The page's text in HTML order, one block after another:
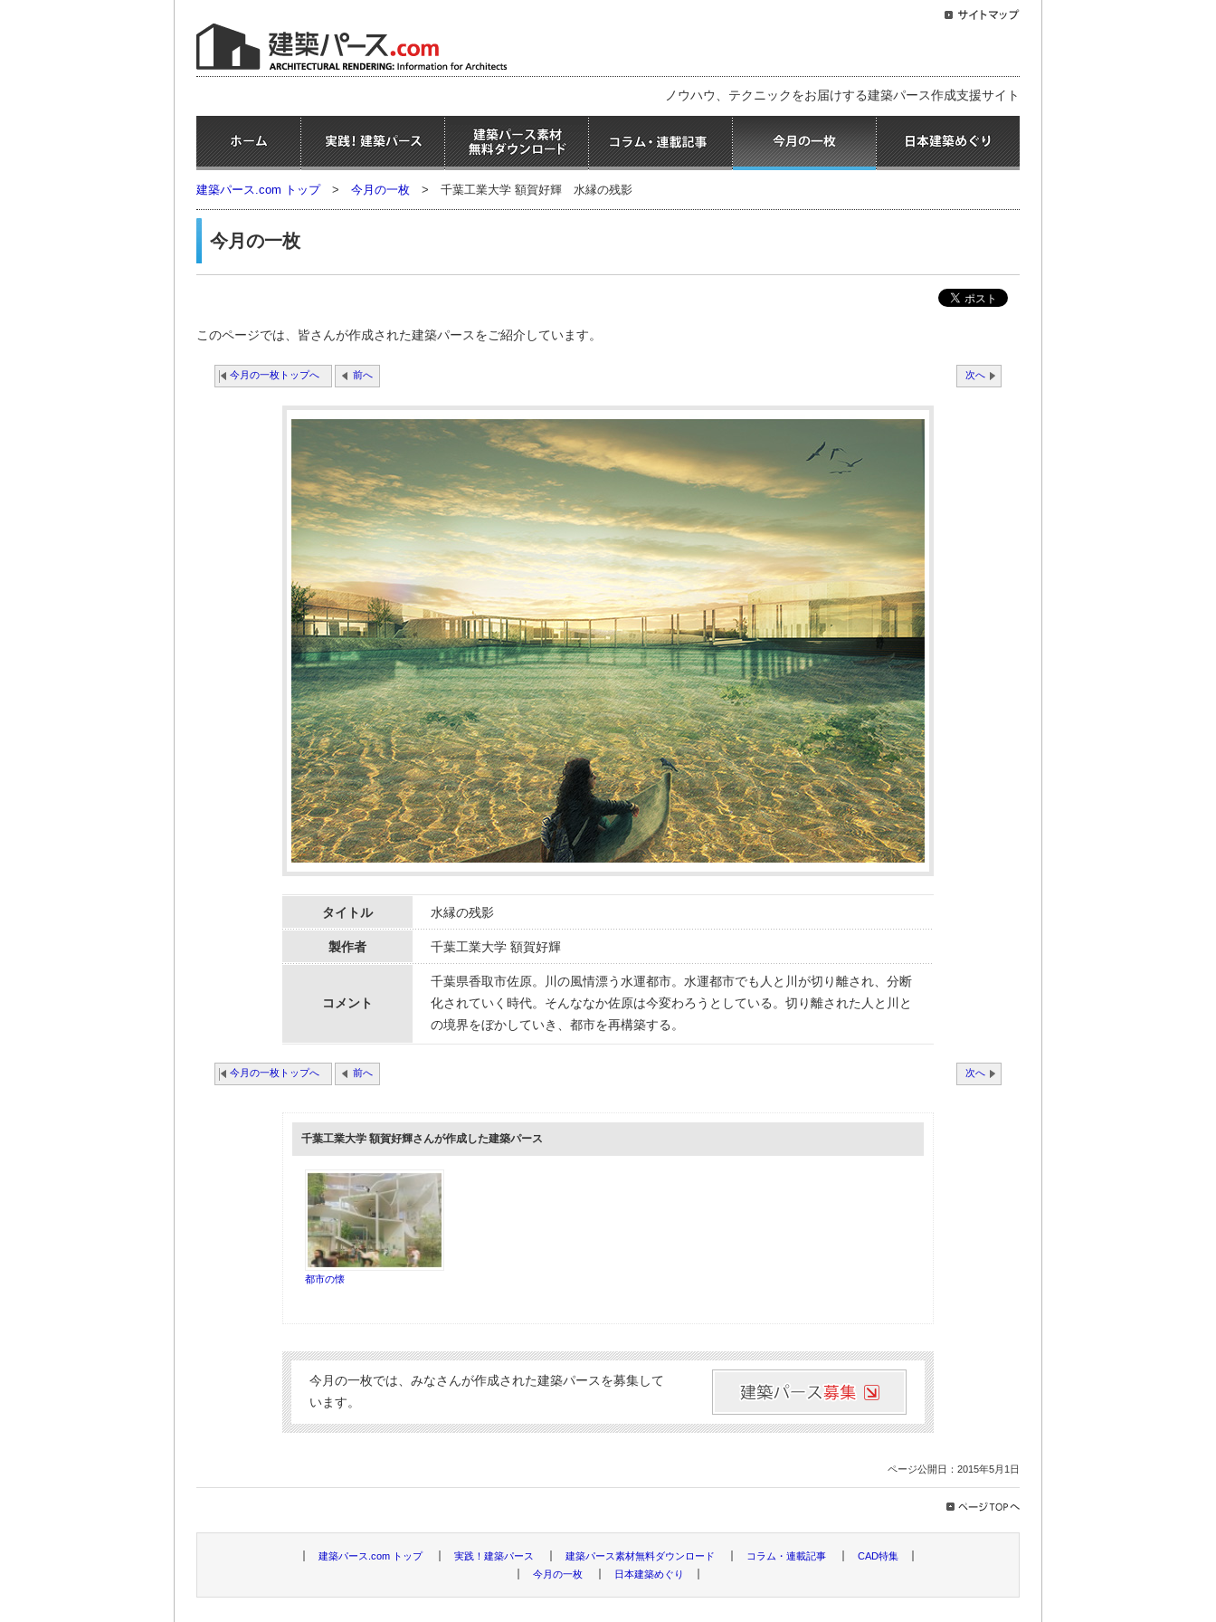
ノウハウ、テクニックをお届けする建築パース作成支援サイト
建築パース.com トップ > 今月の一枚 > 千葉工業大学 額賀好輝 水縁の残影
今月の一枚
このページでは、皆さんが作成された建築パースをご紹介しています。
今月の一枚トップへ 前へ 次へ
タイトル 水縁の残影
製作者 千葉工業大学 額賀好輝
コメント
千葉県香取市佐原。川の風情漂う水運都市。水運都市でも人と川が切り離され、分断
化されていく時代。そんななか佐原は今変わろうとしている。切り離された人と川と
の境界をぼかしていき、都市を再構築する。
今月の一枚トップへ 前へ 次へ
千葉工業大学 額賀好輝さんが作成した建築パース
都市の懐
今月の一枚では、みなさんが作成された建築パースを募集して
います。
ページ公開日：2015年5月1日
建築パース.com トップ 実践！建築パース 建築パース素材無料ダウンロード コラム・連載記事
CAD特集
今月の一枚
日本建築めぐり